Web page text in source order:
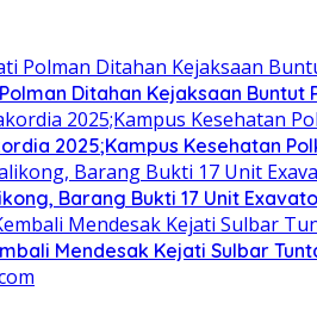
Ditahan Kejaksaan
2025;Kampus Kesehatan
Barang Bukti 17 Unit
Mendesak Kejati Sulbar